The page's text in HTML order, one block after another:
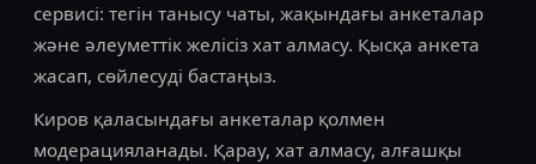
сервисі: тегін танысу чаты, жақындағы анкеталар
және әлеуметтік желісіз хат алмасу. Қысқа анкета
жасап, сөйлесуді бастаңыз.
Киров қаласындағы анкеталар қолмен
модерацияланады. Қарау, хат алмасу, алғашқы